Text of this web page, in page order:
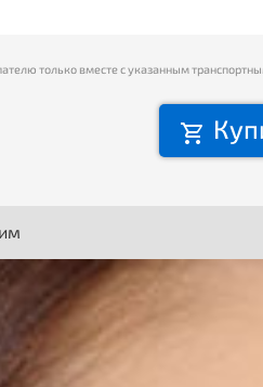
только вместе с указанным